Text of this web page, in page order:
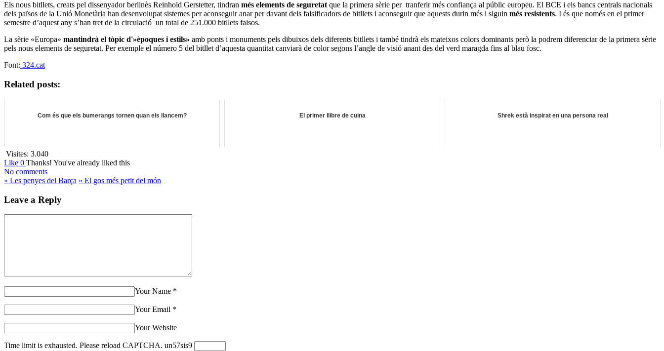
Els nous bitllets, creats pel dissenyador berlinès Reinhold Gerstetter, tindran més elements de seguretatque la primera sèrie per tranferir més confiança al públic europeu. El BCE i els bancs centrals nacionals
dels països de la Unió Monetària han desenvolupat sistemes per aconseguir anar per davant dels falsificadors de bitllets i aconseguir que aquests durin més i siguin més resistents. I és que només en el primer
semestre d’aquest any s’han tret de la circulació un total de 251.000 bitllets falsos.
La sèrie «Europa» mantindrà el tòpic d'»èpoques i estils» amb ponts i monuments pels dibuixos dels diferents bitllets i també tindrà els mateixos colors dominants però la podrem diferenciar de la primera sèrie
pels nous elements de seguretat. Per exemple el número 5 del bitllet d’aquesta quantitat canviarà de color segons l’angle de visió anant des del verd maragda fins al blau fosc.
Font: 324.cat
Related posts:
Com és que els bumerangs tornen quan els llancem? El primer llibre de cuina Shrek està inspirat en una persona real
Visites: 3.040
Like 0 Thanks! You've already liked this
No comments
« Les penyes del Barça » El gos més petit del món
Leave a Reply
Your Name *
Your Email *
Your Website
Time limit is exhausted. Please reload CAPTCHA. un57sis9